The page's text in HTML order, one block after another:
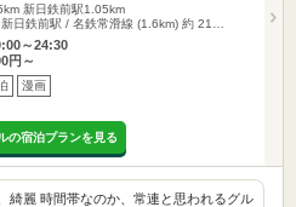
新日鉄前駅1.05km
日鉄前駅 / 名鉄常滑線 (1.6km) 約 21…
～24:30
円～
漫画
の宿泊プランを見る
綺麗 時間帯なのか、常連と思われるグル